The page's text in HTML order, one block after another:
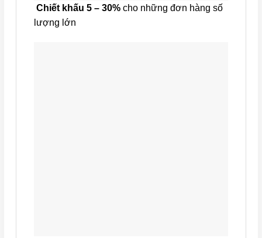
Chiết khấu 5 – 30% cho những đơn hàng số
lượng lớn